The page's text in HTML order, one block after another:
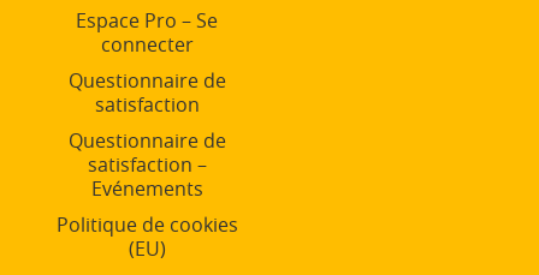
Espace Pro – Se
connecter
Questionnaire de
satisfaction
Questionnaire de
satisfaction –
Evénements
Politique de cookies
(EU)